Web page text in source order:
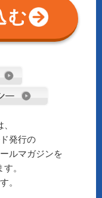
む
発行の
ルマガジンを
。
。